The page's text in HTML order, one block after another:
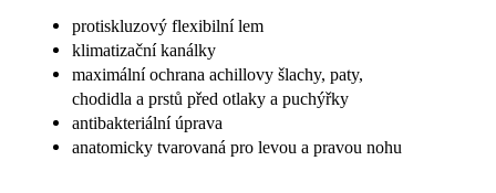
protiskluzový flexibilní lem
klimatizační kanálky
maximální ochrana achillovy šlachy, paty,
chodidla a prstů před otlaky a puchýřky
antibakteriální úprava
anatomicky tvarovaná pro levou a pravou nohu